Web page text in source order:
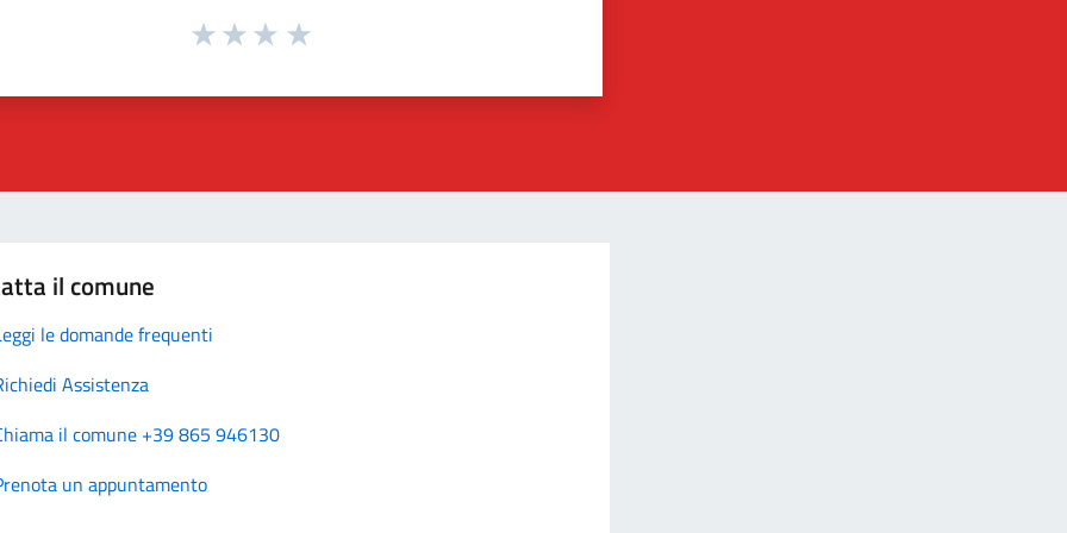
il comune
le domande frequenti
Assistenza
il comune +39 865 946130
un appuntamento